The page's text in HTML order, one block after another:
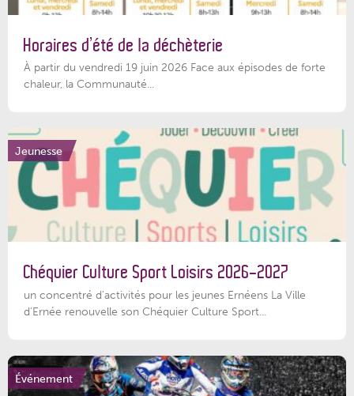
Horaires d’été de la déchèterie
À partir du vendredi 19 juin 2026 Face aux épisodes de forte
chaleur, la Communauté...
Jeunesse
Chéquier Culture Sport Loisirs 2026-2027
un concentré d’activités pour les jeunes Ernéens La Ville
d’Ernée renouvelle son Chéquier Culture Sport...
Événement